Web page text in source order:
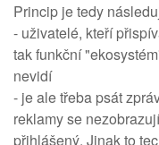
Princip je tedy
- uživatelé, kteří
tak funkční
nevidí
- je ale třeba psát
reklamy se
přihlášený. Jinak to